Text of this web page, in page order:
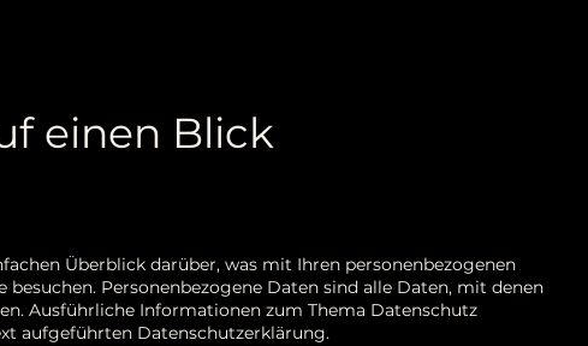
einen Blick
Überblick darüber, was mit Ihren personenbezogenen
besuchen. Personenbezogene Daten sind alle Daten, mit denen
Ausführliche Informationen zum Thema Datenschutz
aufgeführten Datenschutzerklärung.